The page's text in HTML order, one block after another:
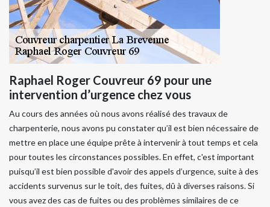
Raphael Roger Couvreur 69 pour une
intervention d’urgence chez vous
Au cours des années où nous avons réalisé des travaux de
charpenterie, nous avons pu constater qu’il est bien nécessaire de
mettre en place une équipe prête à intervenir à tout temps et cela
pour toutes les circonstances possibles. En effet, c'est important
puisqu’il est bien possible d'avoir des appels d’urgence, suite à des
accidents survenus sur le toit, des fuites, dû à diverses raisons. Si
vous avez des cas de fuites ou des problèmes similaires de ce